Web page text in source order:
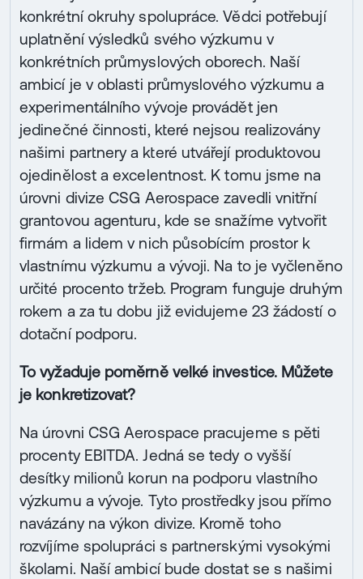
konkrétní okruhy spolupráce. Vědci potřebují
uplatnění výsledků svého výzkumu v
konkrétních průmyslových oborech. Naší
ambicí je v oblasti průmyslového výzkumu a
experimentálního vývoje provádět jen
jedinečné činnosti, které nejsou realizovány
našimi partnery a které utvářejí produktovou
ojedinělost a excelentnost. K tomu jsme na
úrovni divize CSG Aerospace zavedli vnitřní
grantovou agenturu, kde se snažíme vytvořit
firmám a lidem v nich působícím prostor k
vlastnímu výzkumu a vývoji. Na to je vyčleněno
určité procento tržeb. Program funguje druhým
rokem a za tu dobu již evidujeme 23 žádostí o
dotační podporu.
To vyžaduje poměrně velké investice. Můžete
je konkretizovat?
Na úrovni CSG Aerospace pracujeme s pěti
procenty EBITDA. Jedná se tedy o vyšší
desítky milionů korun na podporu vlastního
výzkumu a vývoje. Tyto prostředky jsou přímo
navázány na výkon divize. Kromě toho
rozvíjíme spolupráci s partnerskými vysokými
školami. Naší ambicí bude dostat se s našimi